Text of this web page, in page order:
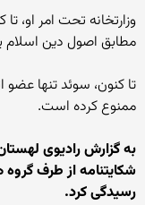
مطابق اصول دین اسلام
تا کنون، سوئد تنها عضو
ممنوع کرده است.
به گزارش رادیوی
شکایتنامه از طرف
رسیدگی کرد.